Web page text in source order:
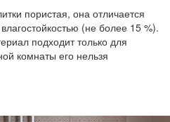
пористая, она отличается
(не более 15 %).
подходит только для
комнаты его нельзя